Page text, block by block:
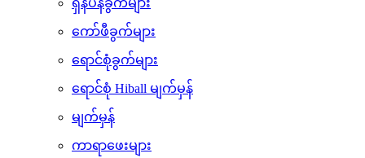
ကော်ဖီခွက်များ
ရောင်စုံခွက်များ
ရောင်စုံ Hiball မျက်မှန်
မျက်မှန်
ကာရာဖေးများ